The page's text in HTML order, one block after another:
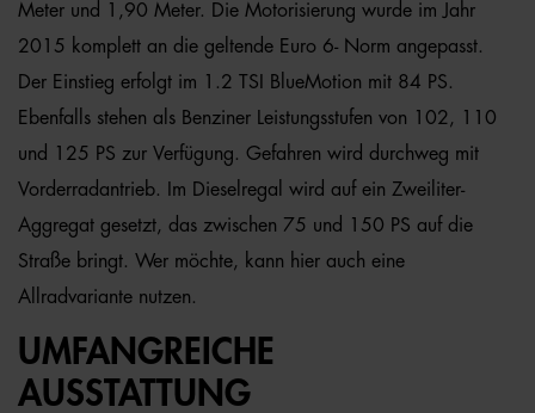
Meter und 1,90 Meter. Die Motorisierung wurde im Jahr
2015 komplett an die geltende Euro 6- Norm angepasst.
Der Einstieg erfolgt im 1.2 TSI BlueMotion mit 84 PS.
Ebenfalls stehen als Benziner Leistungsstufen von 102, 110
und 125 PS zur Verfügung. Gefahren wird durchweg mit
Vorderradantrieb. Im Dieselregal wird auf ein Zweiliter-
Aggregat gesetzt, das zwischen 75 und 150 PS auf die
Straße bringt. Wer möchte, kann hier auch eine
Allradvariante nutzen.
UMFANGREICHE
AUSSTATTUNG